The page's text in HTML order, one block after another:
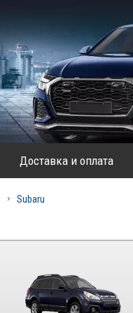
Доставка и оплата
Subaru